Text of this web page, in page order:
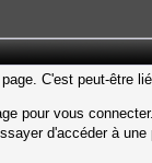
C'est peut-être
pour vous connecter.
d'accéder à